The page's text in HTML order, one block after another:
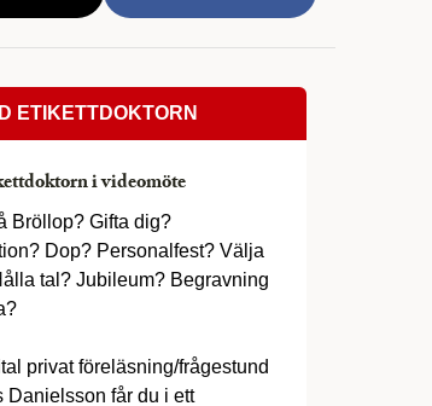
ETIKETTDOKTORN
i videomöte
Bröllop? Gifta dig?
Dop? Personalfest? Välja
tal? Jubileum? Begravning
privat föreläsning/frågestund
Danielsson får du i ett